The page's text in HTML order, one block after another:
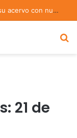
Académica UDLAP asesora un proyecto que creará dispositivo capaz de clasificar episodios ansioso-depresivos
21 de